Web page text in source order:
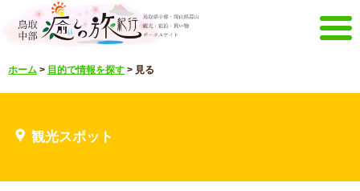
ホーム
見どころ映像
ホーム > 目的で情報を探す > 見る
観光スポット